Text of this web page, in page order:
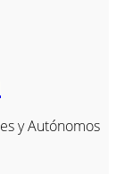
y Autónomos